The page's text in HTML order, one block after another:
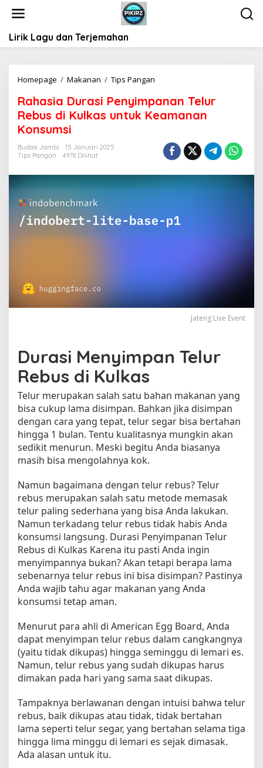
Lirik Lagu dan Terjemahan
Homepage / Makanan / Tips Pangan
h
a
u
r
i
m
p
T
u
r
R
e
b
i
K
u
l
k
a
s
u
n
k
K
e
a
m
a
a
n
K
o
Rahasia Durasi Penyimpanan Telur
Rebus di Kulkas untuk Keamanan
Konsumsi
Budak Jambi
15 Januari 2025
Tips Pangan
4978 Dilihat
Jateng Live Event
Durasi Menyimpan Telur
Rebus di Kulkas
Telur merupakan salah satu bahan makanan yang
bisa cukup lama disimpan. Bahkan jika disimpan
dengan cara yang tepat, telur segar bisa bertahan
hingga 1 bulan. Tentu kualitasnya mungkin akan
sedikit menurun. Meski begitu Anda biasanya
masih bisa mengolahnya kok.
Namun bagaimana dengan telur rebus? Telur
rebus merupakan salah satu metode memasak
telur paling sederhana yang bisa Anda lakukan.
Namun terkadang telur rebus tidak habis Anda
konsumsi langsung. Durasi Penyimpanan Telur
Rebus di Kulkas Karena itu pasti Anda ingin
menyimpannya bukan? Akan tetapi berapa lama
sebenarnya telur rebus ini bisa disimpan? Pastinya
Anda wajib tahu agar makanan yang Anda
konsumsi tetap aman.
Menurut para ahli di American Egg Board, Anda
dapat menyimpan telur rebus dalam cangkangnya
(yaitu tidak dikupas) hingga seminggu di lemari es.
Namun, telur rebus yang sudah dikupas harus
dimakan pada hari yang sama saat dikupas.
Tampaknya berlawanan dengan intuisi bahwa telur
rebus, baik dikupas atau tidak, tidak bertahan
lama seperti telur segar, yang bertahan selama tiga
hingga lima minggu di lemari es sejak dimasak.
Ada alasan untuk itu.